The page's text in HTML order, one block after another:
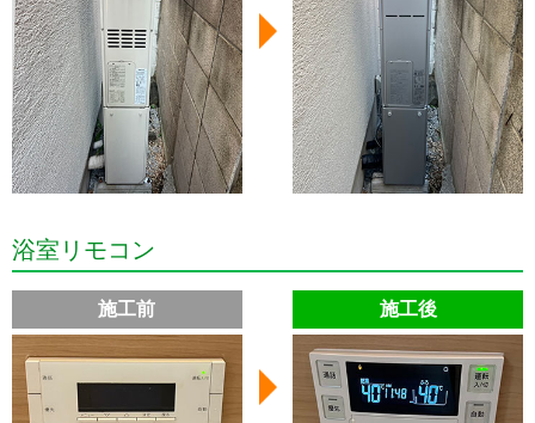
浴室リモコン
施工前 施工後